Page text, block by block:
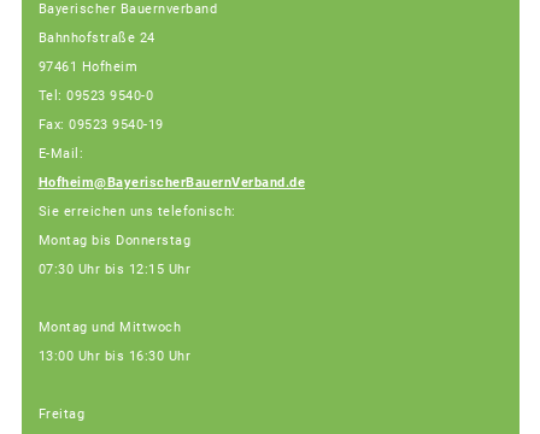
Bayerischer Bauernverband
Bahnhofstraße 24
97461 Hofheim
Tel: 09523 9540-0
Fax: 09523 9540-19
E-Mail:
Hofheim@BayerischerBauernVerband.de
Sie erreichen uns telefonisch:
Montag bis Donnerstag
07:30 Uhr bis 12:15 Uhr
Montag und Mittwoch
13:00 Uhr bis 16:30 Uhr
Freitag